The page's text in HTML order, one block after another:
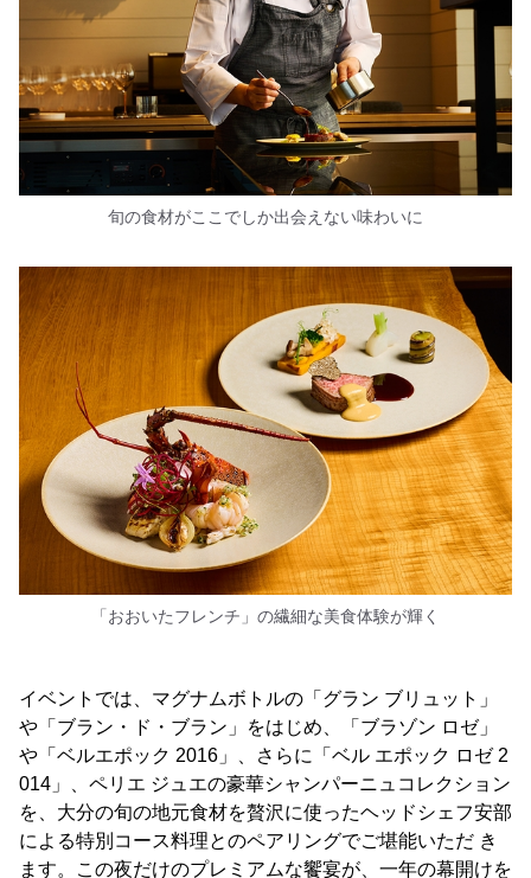
旬の食材がここでしか出会えない味わいに
「おおいたフレンチ」の繊細な美食体験が輝く
イベントでは、マグナムボトルの「グラン ブリュット」
や「ブラン・ド・ブラン」をはじめ、「ブラゾン ロゼ」
や「ベルエポック 2016」、さらに「ベル エポック ロゼ 2
014」、ペリエ ジュエの豪華シャンパーニュコレクション
を、大分の旬の地元食材を贅沢に使ったヘッドシェフ安部
による特別コース料理とのペアリングでご堪能いただ き
ます。この夜だけのプレミアムな饗宴が、一年の幕開けを